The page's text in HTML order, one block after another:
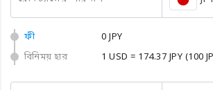
ফী
0 JPY
বিনিময় হার
1 USD = 174.37 JPY (100